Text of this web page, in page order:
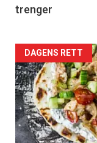
trenger
Forsiden
akkurat
nå
-
DAGENS RETT